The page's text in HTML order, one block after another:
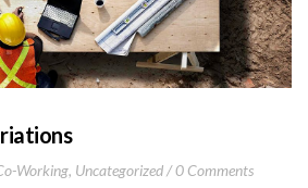
Working, Uncategorized 0 Comments